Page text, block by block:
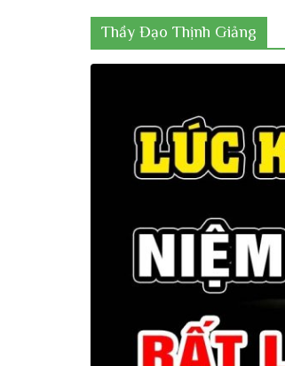
Thầy Đạo Thịnh Giảng